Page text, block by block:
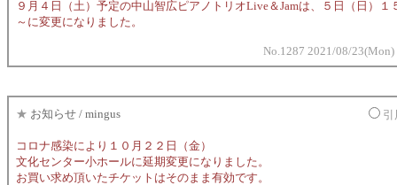
９月４日（土）予定の中山智広ピアノトリオLive＆Jamは、５日（日）１
～に変更になりました。
No.1287 2021/08/
★ お知らせ / mingus 引
コロナ感染により１０月２２日（金）
文化センター小ホールに延期変更になりました。
お買い求め頂いたチケットはそのまま有効です。